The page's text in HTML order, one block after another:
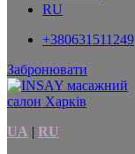
RU
+380631511249
Забронювати
UA | RU